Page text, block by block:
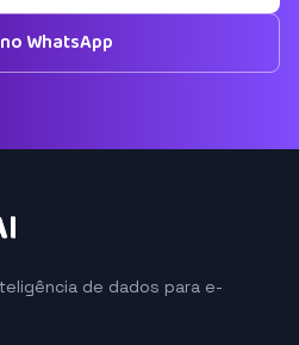
WhatsApp
de dados para e-